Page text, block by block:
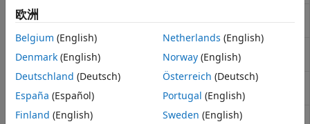
I2C 接口
PWM
ADC
网络摄像头
Linux
openShell
shell on BeagleBone Black hardware
shell on
Black hardware
getFile Transfer file fromBeagleBoneBlack
hardware to host computer
putFile
Transfer file from host computer to
欧洲
Belgium (English)
Denmark (English)
Deutschland (Deutsch)
España (Español)
Finland (English)
Netherlands (English)
Norway(English)
Österreich (Deutsch)
Portugal (English)
Sweden (English)